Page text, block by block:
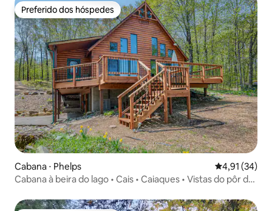
Preferido dos hóspedes
Preferido dos hóspedes
Cabana ⋅ Phelps 4,91 de uma
4,91 (34)
Cabana à beira do lago • Cais • Caiaques • Vistas do pôr do